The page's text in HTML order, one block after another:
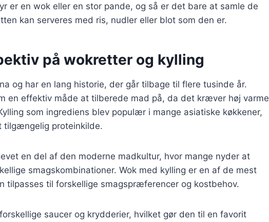
er en wok eller en stor pande, og så er det bare at samle de
kan serveres med ris, nudler eller blot som den er.
på wokretter og kylling
og har en lang historie, der går tilbage til flere tusinde år.
en effektiv måde at tilberede mad på, da det kræver høj varme
som ingrediens blev populær i mange asiatiske køkkener,
tilgængelig proteinkilde.
en del af den moderne madkultur, hvor mange nyder at
smagskombinationer. Wok med kylling er en af de mest
tilpasses til forskellige smagspræferencer og kostbehov.
saucer og krydderier, hvilket gør den til en favorit